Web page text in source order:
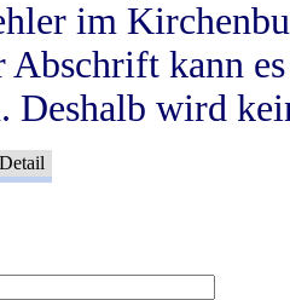
im
kann
Deshalb wird
Detail